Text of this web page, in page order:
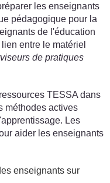
les enseignants
pédagogique pour la
de l'éducation
entre le matériel
de pratiques
TESSA dans
méthodes actives
Les
aider les enseignants
enseignants sur